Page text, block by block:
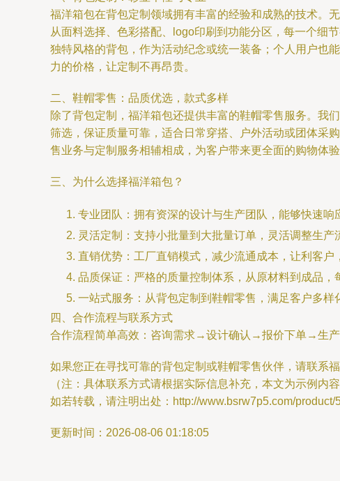
福洋箱包在背包定制领域拥有丰富的经验和成熟的技术。
从面料选择、色彩搭配、logo印刷到功能分区，每一个细
独特风格的背包，作为活动纪念或统一装备；个人用户也
力的价格，让定制不再昂贵。
二、鞋帽零售：品质优选，款式多样
除了背包定制，福洋箱包还提供丰富的鞋帽零售服务。我
筛选，保证质量可靠，适合日常穿搭、户外活动或团体采
售业务与定制服务相辅相成，为客户带来更全面的购物体验
三、为什么选择福洋箱包？
专业团队：拥有资深的设计与生产团队，能够快速响
灵活定制：支持小批量到大批量订单，灵活调整生产
直销优势：工厂直销模式，减少流通成本，让利客户
品质保证：严格的质量控制体系，从原材料到成品，
一站式服务：从背包定制到鞋帽零售，满足客户多样
四、合作流程与联系方式
合作流程简单高效：咨询需求→设计确认→报价下单→生
如果您正在寻找可靠的背包定制或鞋帽零售伙伴，请联系
（注：具体联系方式请根据实际信息补充，本文为示例内容
如若转载，请注明出处：http://www.bsrw7p5.com/product/
更新时间：2026-08-06 01:18:05